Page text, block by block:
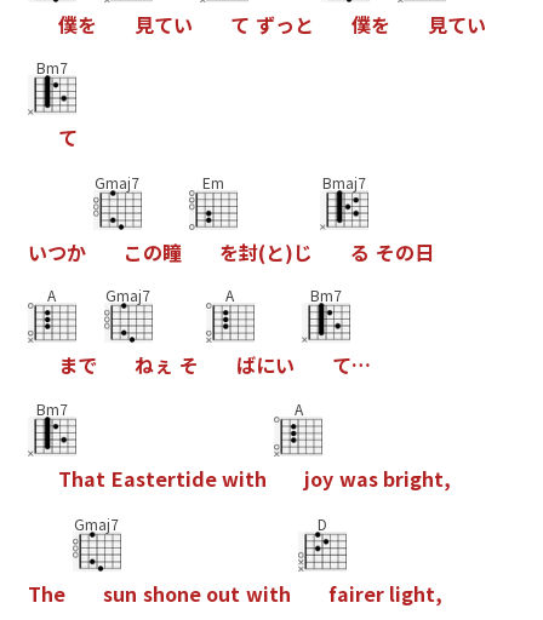
僕を 見てい て ずっ と 僕を 見てい
Bm7
て
いつか
Gmaj7
この瞳
Em
を封(と)じ
Bmaj7
る その日
A
まで
Gmaj7
ねぇ そ
A
ばにい
Bm7
て…
Bm7
That Eastertidewith
A
joy was bright,
The
Gmaj7
sun shone out with
D
fairer light,